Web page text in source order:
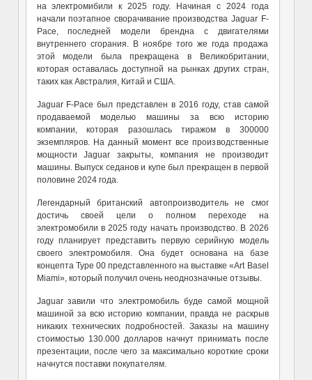
на электромибили к 2025 году. Начиная с 2024 года
начали поэтапное сворачивание производства Jaguar F-
Pace, последней модели брендна с двигателями
внутреннего сгорания. В ноябре того же года продажа
этой модели была прекращена в Великобритании,
которая оставалась доступной на рынках других стран,
таких как Австралия, Китай и США.
Jaguar F-Pace был представлен в 2016 году, став самой
продаваемой моделью машины за всю историю
компании, которая разошлась тиражом в 300000
экземпляров. На данный момент все производственные
мощности Jaguar закрыты, компания не производит
машины. Выпуск седанов и купе был прекращен в первой
половине 2024 года.
Легендарный британский автопроизводитель не смог
достичь своей цели о полном переходе на
электромобили в 2025 году начать производство. В 2026
году планирует представить первую серийную модель
своего электромобиля. Она будет основана на базе
концепта Type 00 представленного на выставке «Art Basel
Miami», который получил очень неоднозначные отзывы.
Jaguar завили что электромобиль буде самой мощной
машиной за всю историю компании, правда не раскрыв
никаких технических подробностей. Заказы на машину
стоимостью 130.000 долларов начнут принимать после
презентации, после чего за максимально короткие сроки
начнутся поставки покупателям.